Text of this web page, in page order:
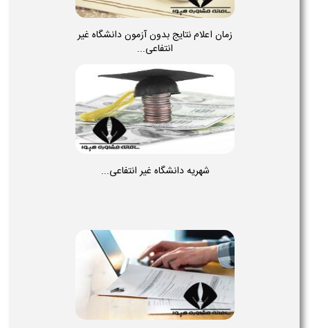
زمان اعلام نتایج بدون آزمون دانشگاه غیر
انتفاعی...
شهریه دانشگاه غیر انتفاعی...